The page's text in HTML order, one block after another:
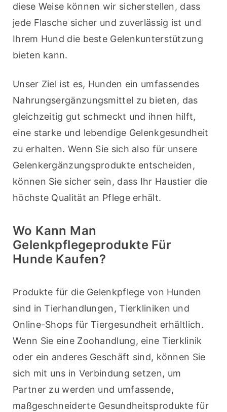
diese Weise können wir sicherstellen, dass
jede Flasche sicher und zuverlässig ist und
Ihrem Hund die beste Gelenkunterstützung
bieten kann.
Unser Ziel ist es, Hunden ein umfassendes
Nahrungsergänzungsmittel zu bieten, das
gleichzeitig gut schmeckt und ihnen hilft,
eine starke und lebendige Gelenkgesundheit
zu erhalten. Wenn Sie sich also für unsere
Gelenkergänzungsprodukte entscheiden,
können Sie sicher sein, dass Ihr Haustier die
höchste Qualität an Pflege erhält.
Wo Kann Man
Gelenkpflegeprodukte Für
Hunde Kaufen?
Produkte für die Gelenkpflege von Hunden
sind in Tierhandlungen, Tierkliniken und
Online-Shops für Tiergesundheit erhältlich.
Wenn Sie eine Zoohandlung, eine Tierklinik
oder ein anderes Geschäft sind, können Sie
sich mit uns in Verbindung setzen, um
Partner zu werden und umfassende,
maßgeschneiderte Gesundheitsprodukte für